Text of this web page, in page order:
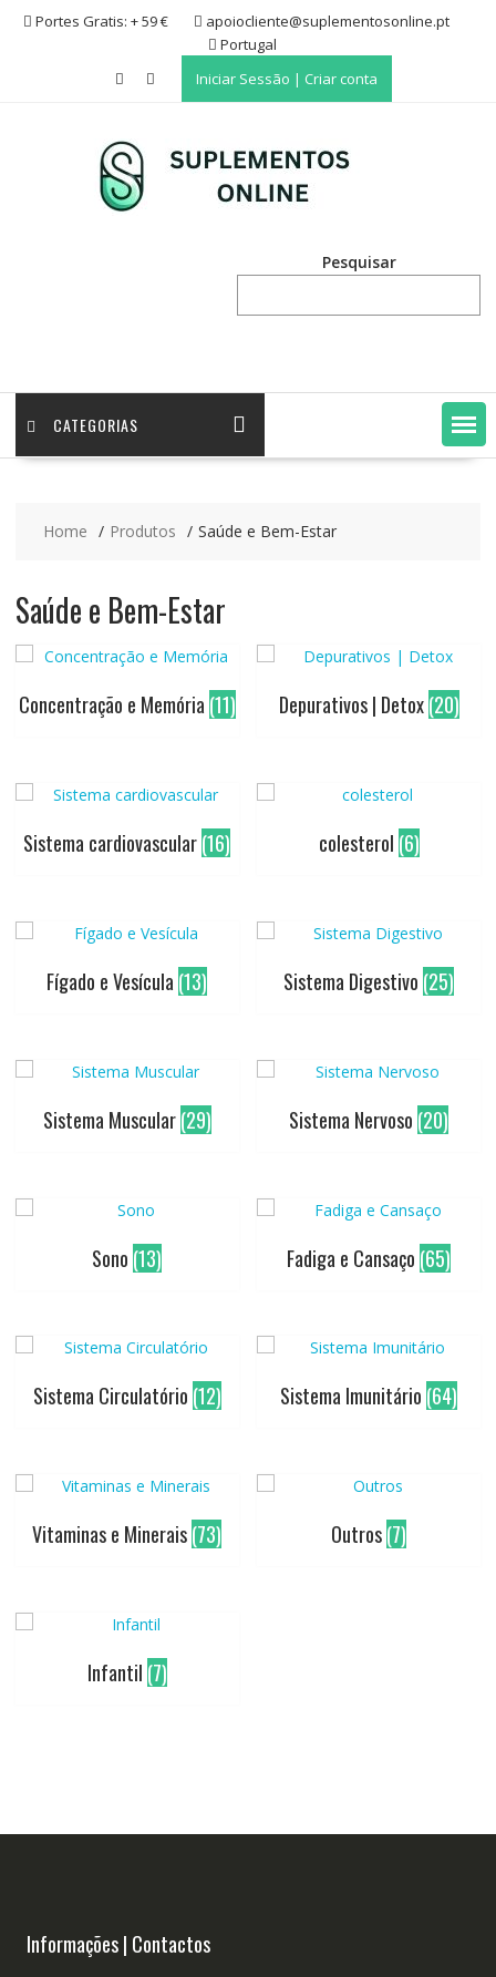
Skip Portes Gratis: + 59 €
apoiocliente@suplementosonline.pt
Portugal
Iniciar Sessão | Criar conta
Pesquisar
CATEGORIAS
Home Produtos Saúde e Bem-Estar
Saúde e Bem-Estar
Concentração e Memória (11) Depurativos | Detox(20)
Sistema cardiovascular(16) colesterol (6)
Fígado e Vesícula (13) Sistema Digestivo (25)
Sistema Muscular(29) Sistema Nervoso (20)
Sono (13) Fadiga e Cansaço (65)
Sistema Circulatório (12) Sistema Imunitário (64)
Vitaminas e Minerais(73) Outros(7)
Infantil (7)
Informações | Contactos